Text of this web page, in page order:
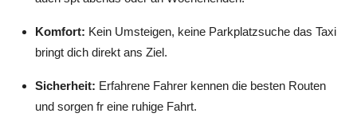
Komfort: Kein Umsteigen, keine Parkplatzsuche das Taxi
bringt dich direkt ans Ziel.
Sicherheit: Erfahrene Fahrer kennen die besten Routen
und sorgen fr eine ruhige Fahrt.